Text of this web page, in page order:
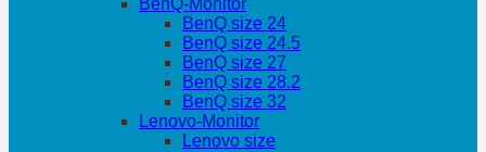
BenQ-Monitor
BenQ size 24
BenQ size 24.5
BenQ size 27
BenQ size 28.2
BenQ size 32
Lenovo-Monitor
Lenovo size